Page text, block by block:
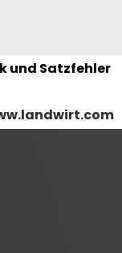
und Satzfehler